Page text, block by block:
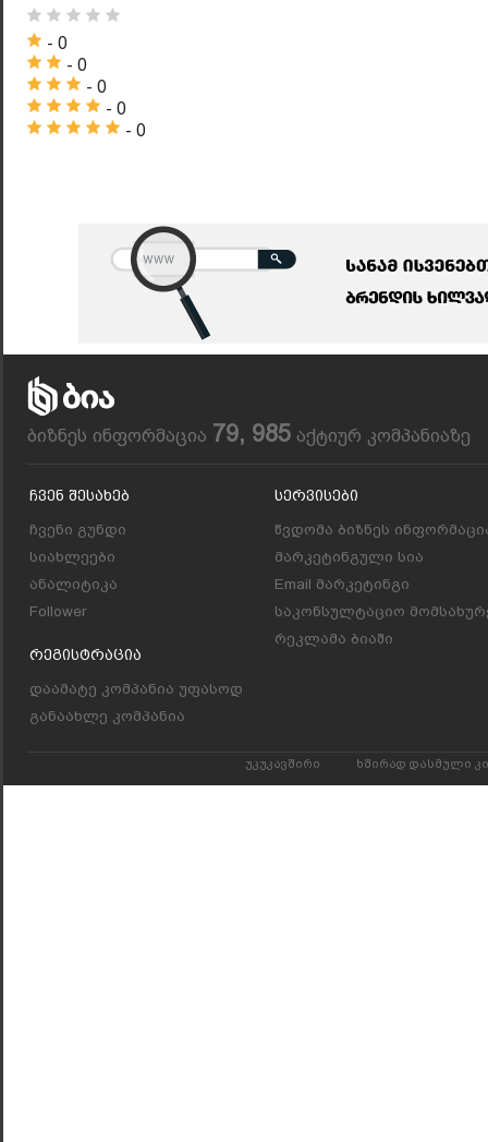
- 0
- 0
- 0
- 0
- 0
ბიზნეს ინფორმაცია 79, 985 აქტიურ კომპანიაზე
Ჩვენ Შესახებ
ჩვენი გუნდი
სიახლეები
ანალიტიკა
Follower
Რეგისტრაცია
დაამატე კომპანია უფასოდ
განაახლე კომპანია
Სერვისები
წვდომა ბიზნეს
მარკეტინგული სია
Email მარკეტინგი
საკონსულტაციო
რეკლამა ბიაში
უკუკავშირი ხშირად დასმული